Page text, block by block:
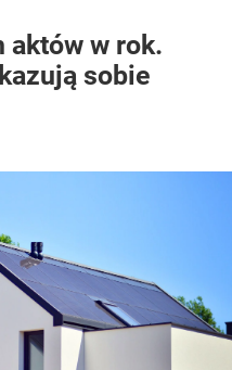
aktów w rok.
sobie